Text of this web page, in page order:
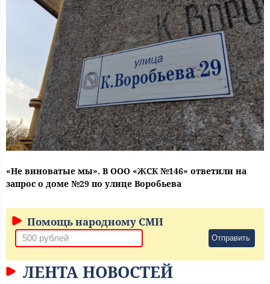
«Не виноватые мы». В ООО «ЖСК №146» ответили на
запрос о доме №29 по улице Воробьева
Помощь народному СМИ
Отправить
ЛЕНТА НОВОСТЕЙ